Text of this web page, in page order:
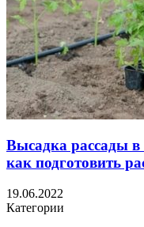
Высадка рассады
как подготовить
19.06.2022
Категории